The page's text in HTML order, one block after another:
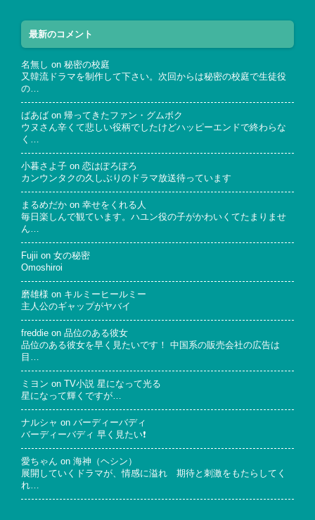
最新のコメント
名無し on 秘密の校庭
又韓流ドラマを制作して下さい。次回からは秘密の校庭で生徒役
の…
ばあば on 帰ってきたファン・グムボク
ウヌさん辛くて悲しい役柄でしたけどハッピーエンドで終わらな
く…
小暮さよ子 on 恋はぽろぽろ
カンウンタクの久しぶりのドラマ放送待っています
まるめだか on 幸せをくれる人
毎日楽しんで観ています。ハユン役の子がかわいくてたまりませ
ん…
Fujii on 女の秘密
Omoshiroi
磨雄様 on キルミーヒールミー
主人公のギャップがヤバイ
freddie on 品位のある彼女
品位のある彼女を早く見たいです！ 中国系の販売会社の広告は
目…
ミヨン on
TV小説 星になって光る
星になって輝くですが…
ナルシャ on バーディーバディ
バーディーバディ 早く見たい❗
愛ちゃん on 海神（ヘシン）
展開していくドラマが、情感に溢れ 期待と刺激をもたらしてく
れ…